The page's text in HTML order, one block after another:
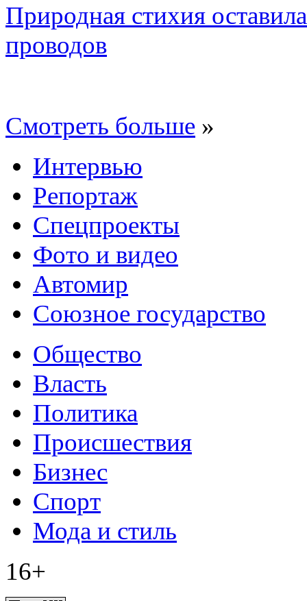
Природная стихия
проводов
Смотреть больше »
Интервью
Репортаж
Спецпроекты
Фото и видео
Автомир
Союзное государство
Общество
Власть
Политика
Происшествия
Бизнес
Спорт
Мода и стиль
16+